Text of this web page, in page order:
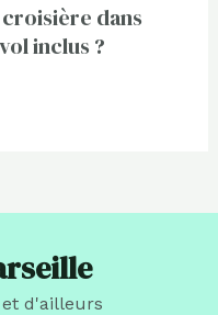
dans
inclus ?
d'ailleurs